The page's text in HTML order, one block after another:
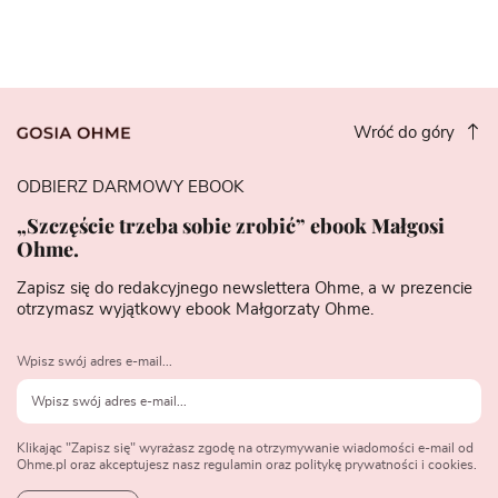
Wróć do góry
ODBIERZ DARMOWY EBOOK
„Szczęście trzeba sobie zrobić” ebook Małgosi
Ohme.
Zapisz się do redakcyjnego newslettera Ohme, a w prezencie
otrzymasz wyjątkowy ebook Małgorzaty Ohme.
Wpisz swój adres e-mail...
Klikając "Zapisz się" wyrażasz zgodę na otrzymywanie wiadomości e-mail od
Ohme.pl oraz akceptujesz nasz regulamin oraz politykę prywatności i cookies.